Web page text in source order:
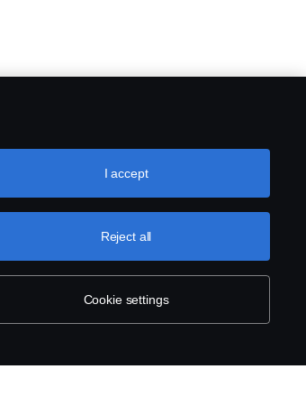
Cookie settings
Reject all
I accept